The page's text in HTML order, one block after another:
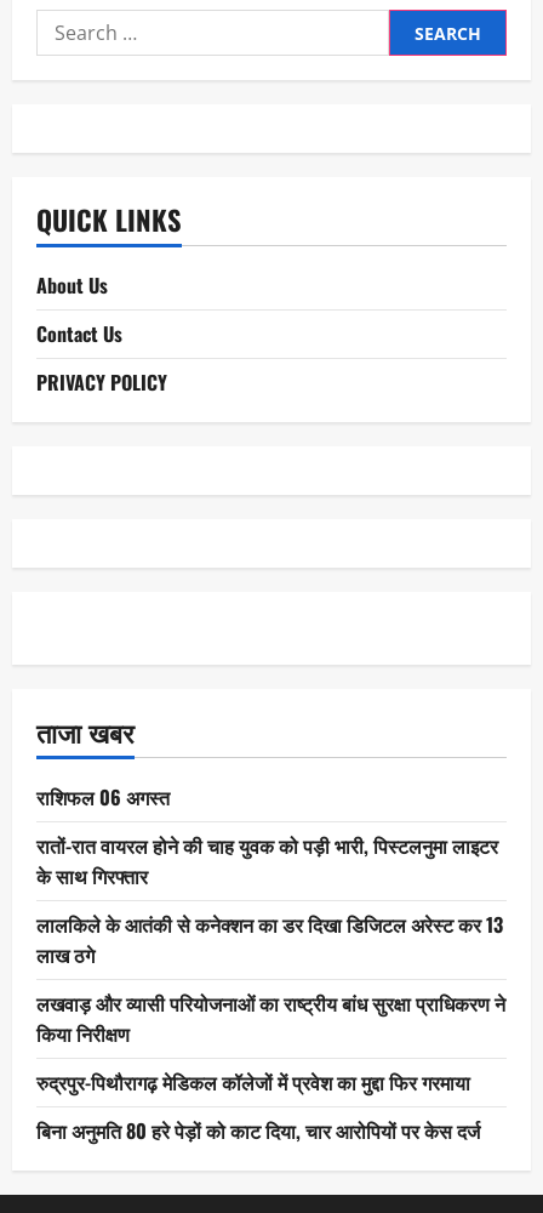
Search
for:
QUICK LINKS
About Us
Contact Us
PRIVACY POLICY
ताजा खबर
राशिफल 06 अगस्त
रातों-रात वायरल होने की चाह युवक को पड़ी भारी, पिस्टलनुमा लाइटर
के साथ गिरफ्तार
लालकिले के आतंकी से कनेक्शन का डर दिखा डिजिटल अरेस्ट कर 13
लाख ठगे
लखवाड़ और व्यासी परियोजनाओं का राष्ट्रीय बांध सुरक्षा प्राधिकरण ने
किया निरीक्षण
रुद्रपुर-पिथौरागढ़ मेडिकल कॉलेजों में प्रवेश का मुद्दा फिर गरमाया
बिना अनुमति 80 हरे पेड़ों को काट दिया, चार आरोपियों पर केस दर्ज